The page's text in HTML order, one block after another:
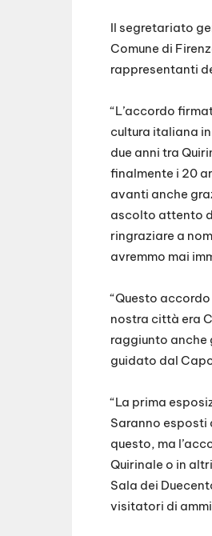
Il segretariato
Comune di
rappresentanti
“L’accordo
cultura italiana
due anni tra
finalmente i 20
avanti anche
ascolto attento
ringraziare a
avremmo mai
“Questo
nostra città era
raggiunto anche
guidato dal
“La prima
Saranno
questo, ma
Quirinale o in
Sala dei
visitatori di